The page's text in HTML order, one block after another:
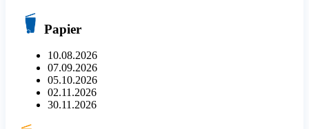
Papier
10.08.2026
07.09.2026
05.10.2026
02.11.2026
30.11.2026